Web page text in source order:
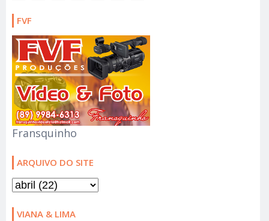
FVF
Fransquinho
ARQUIVO DO SITE
VIANA & LIMA